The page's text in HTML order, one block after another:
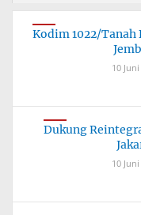
Kodim 1022/
10
Dukung
10